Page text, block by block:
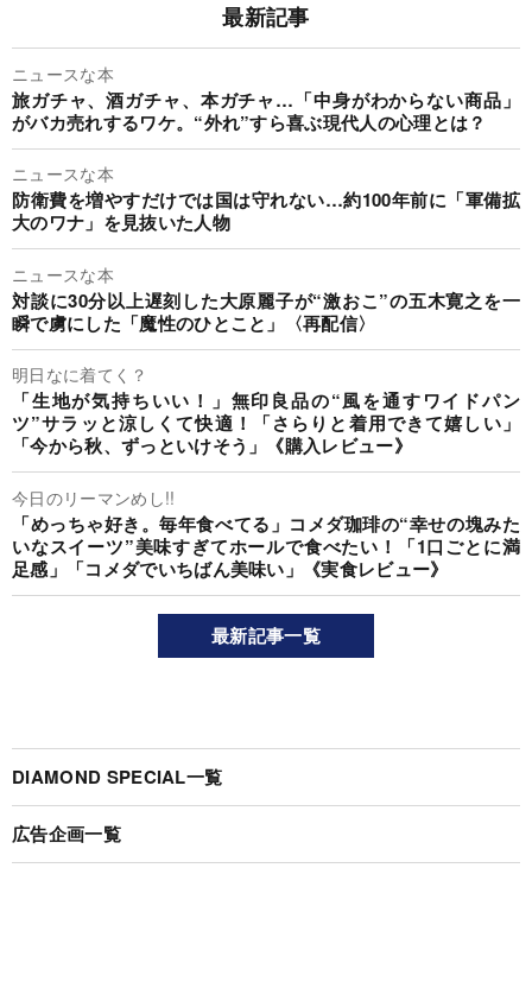
最新記事
ニュースな本
旅ガチャ、酒ガチャ、本ガチャ…「中身がわからない商品」
がバカ売れするワケ。“外れ”すら喜ぶ現代人の心理とは？
ニュースな本
防衛費を増やすだけでは国は守れない…約100年前に「軍備拡
大のワナ」を見抜いた人物
ニュースな本
対談に30分以上遅刻した大原麗子が“激おこ”の五木寛之を一
瞬で虜にした「魔性のひとこと」〈再配信〉
明日なに着てく？
「生地が気持ちいい！」無印良品の“風を通すワイドパン
ツ”サラッと涼しくて快適！「さらりと着用できて嬉しい」
「今から秋、ずっといけそう」《購入レビュー》
今日のリーマンめし!!
「めっちゃ好き。毎年食べてる」コメダ珈琲の“幸せの塊みた
いなスイーツ”美味すぎてホールで食べたい！「1口ごとに満
足感」「コメダでいちばん美味い」《実食レビュー》
最新記事一覧
DIAMOND SPECIAL一覧
広告企画一覧